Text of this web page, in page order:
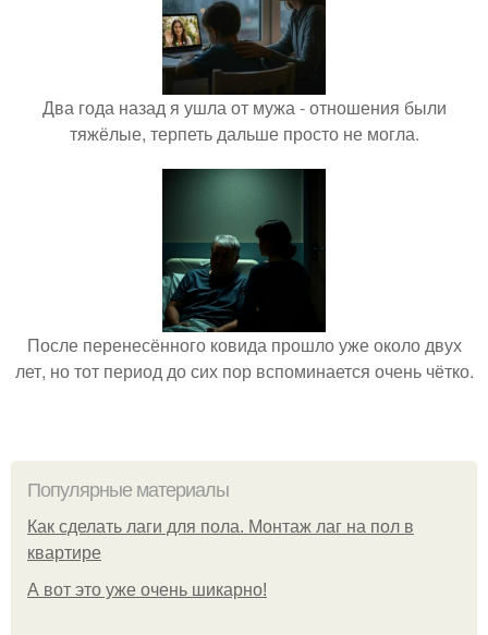
Два года назад я ушла от мужа - отношения были
тяжёлые, терпеть дальше просто не могла.
После перенесённого ковида прошло уже около двух
лет, но тот период до сих пор вспоминается очень чётко.
Популярные материалы
Как сделать лаги для пола. Монтаж лаг на пол в
квартире
А вот это уже очень шикарно!